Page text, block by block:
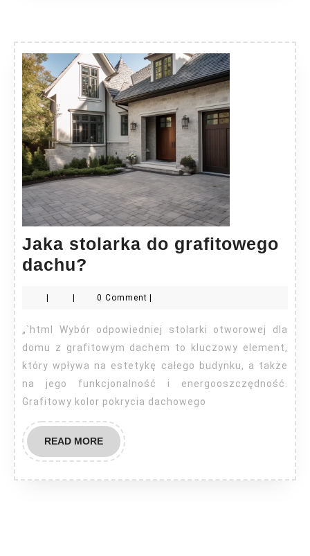
Jaka stolarka do grafitowego
dachu?
do
grafitowego
dachu?
0 Comment
„`html Wybór odpowiedniej stolarki otworowej dla
domu z grafitowym dachem to kluczowy element,
który wpływa na estetykę całego budynku, a także
na jego funkcjonalność i energooszczędność.
Grafitowy kolor pokrycia dachowego
READ MOREREAD
MORE